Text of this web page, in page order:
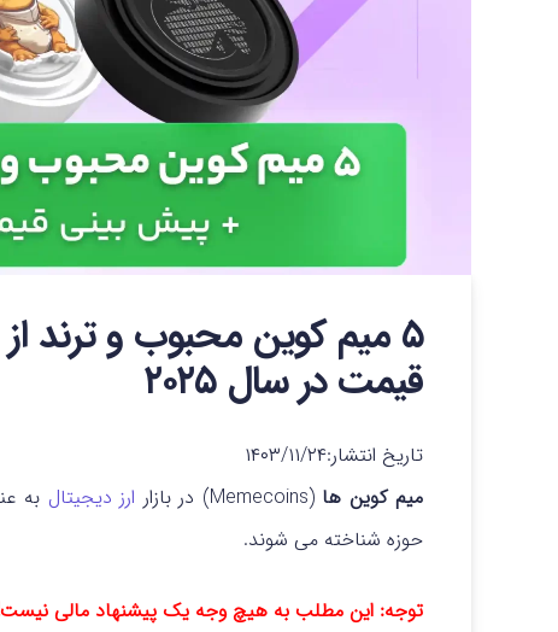
۵ میم کوین محبوب و ترند
قیمت در سال ۲۰۲۵
تاریخ انتشار:۱۴۰۳/۱۱/۲۴
میم‌ کوین‌ ها (Memecoins) در بازار ارز دیجیتال به
حوزه شناخته می‌ شوند.
توجه: این مطلب به هیچ وجه یک پیشنهاد مالی